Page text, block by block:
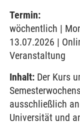
Termin:
wöchentlich |
13.07.2026 |
Veranstaltung
Inhalt: Der Kurs
ausschließlich
Universität und